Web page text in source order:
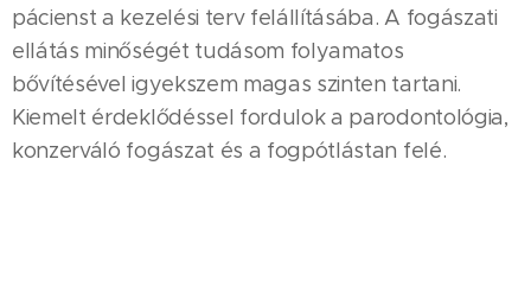
pácienst a kezelési terv felállításába. A fogászati
ellátás minőségét tudásom folyamatos
bővítésével igyekszem magas szinten tartani.
Kiemelt érdeklődéssel fordulok a parodontológia,
konzerváló fogászat és a fogpótlástan felé.